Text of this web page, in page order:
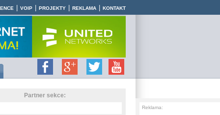
VOIP PROJEKTY REKLAMA KONTAKT
Partner sekce:
Reklama: